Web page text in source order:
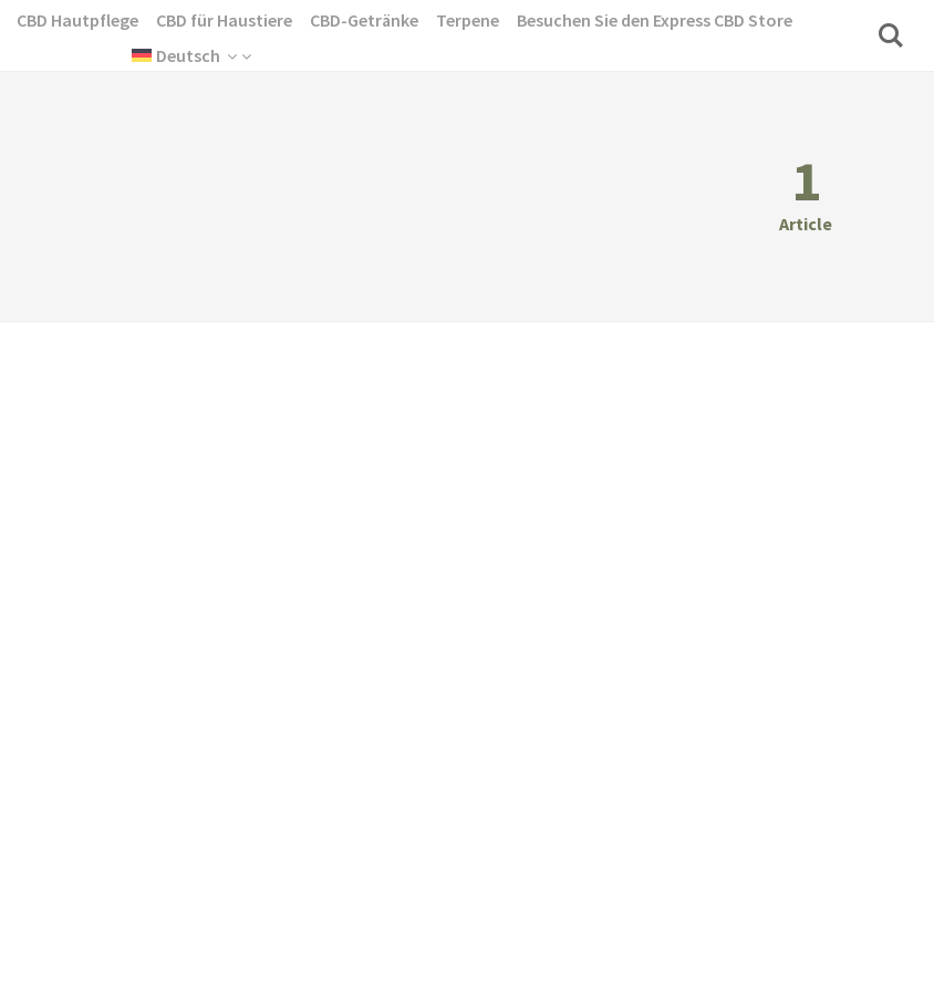
CBD Hautpflege CBD für Haustiere CBD-Getränke Terpene
Besuchen Sie den Express CBD Store
Deutsch
1
Article